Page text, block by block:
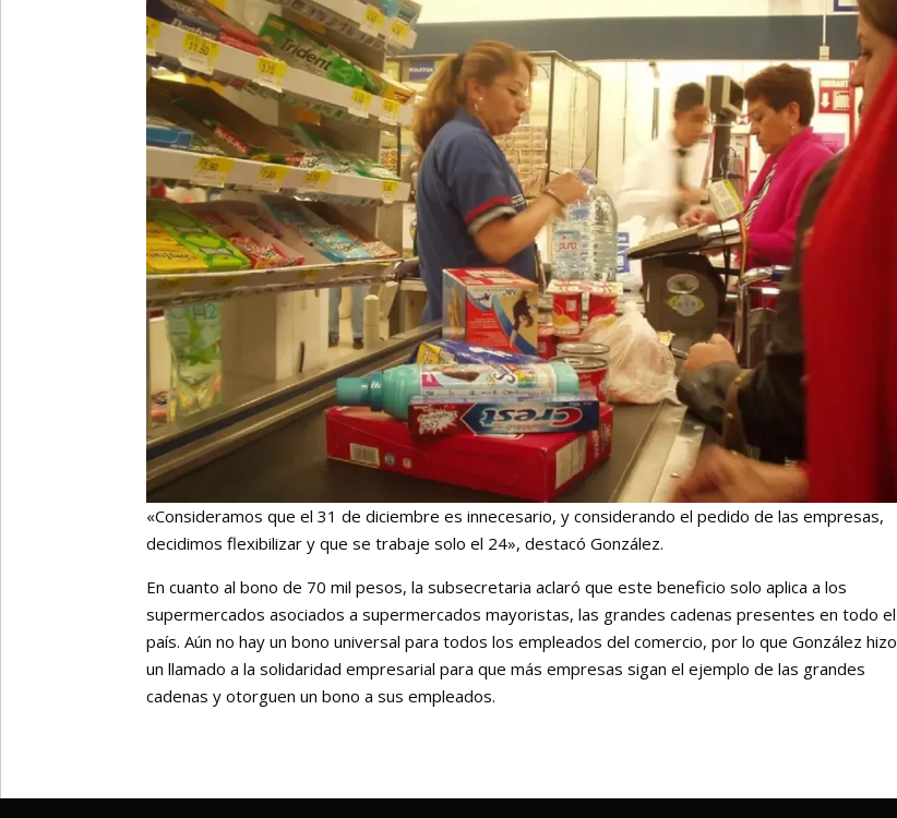
«Consideramos que el 31 de diciembre es innecesario, y considerando el pedido de las empresas,
decidimos flexibilizar y que se trabaje solo el 24», destacó González.
En cuanto al bono de 70 mil pesos, la subsecretaria aclaró que este beneficio solo aplica a los
supermercados asociados a supermercados mayoristas, las grandes cadenas presentes en todo el
país. Aún no hay un bono universal para todos los empleados del comercio, por lo que González hizo
un llamado a la solidaridad empresarial para que más empresas sigan el ejemplo de las grandes
cadenas y otorguen un bono a sus empleados.